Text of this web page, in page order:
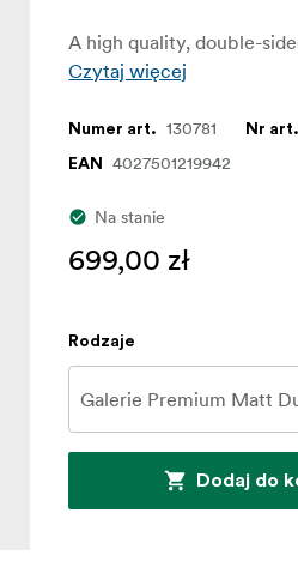
A high quality, double-
Czytaj więcej
Numer art. 130781 Nr
EAN 4027501219942
Na stanie
699,00 zł
Rodzaje
Dodaj do